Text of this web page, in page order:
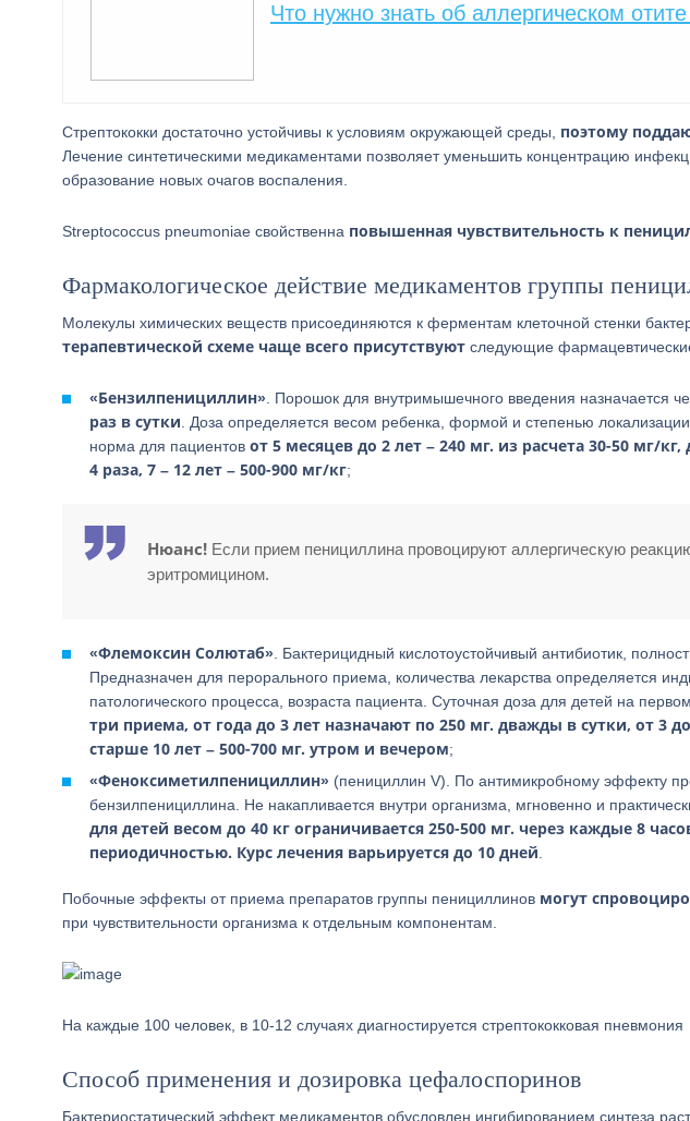
Что нужно знать об аллергическом
Стрептококки достаточно устойчивы к условиям окружающей среды, поэтому
Лечение синтетическими медикаментами позволяет уменьшить концентрацию
образование новых очагов воспаления.
Streptococcus pneumoniae свойственна повышенная чувствительность к
Фармакологическое действие медикаментов группы
Молекулы химических веществ присоединяются к ферментам клеточной стенки
терапевтической схеме чаще всего присутствуют следующие
«Бензилпенициллин» . Порошок для внутримышечного введения назначается
раз в сутки . Доза определяется весом ребенка, формой и степенью
норма для пациентов от 5 месяцев до 2 лет – 240 мг. из расчета 30-50 мг/
4 раза, 7 – 12 лет – 500-900 мг/кг;
Нюанс! Если прием пенициллина провоцируют аллергическую
эритромицином.
«Флемоксин Солютаб» . Бактерицидный кислотоустойчивый антибиотик,
Предназначен для перорального приема, количества лекарства определяется
патологического процесса, возраста пациента. Суточная доза для детей на
три приема, от года до 3 лет назначают по 250 мг. дважды в сутки, от 3
старше 10 лет – 500-700 мг. утром и вечером;
«Феноксиметилпенициллин» (пенициллин V). По антимикробному эффекту
бензилпенициллина. Не накапливается внутри организма, мгновенно и
для детей весом до 40 кг ограничивается 250-500 мг. через каждые 8
периодичностью. Курс лечения варьируется до 10 дней
Побочные эффекты от приема препаратов группы пенициллинов могут
при чувствительности организма к отдельным компонентам.
На каждые 100 человек, в 10-12 случаях диагностируется стрептококковая пневмония
Способ применения и дозировка цефалоспоринов
Бактериостатический эффект медикаментов обусловлен ингибированием синтеза